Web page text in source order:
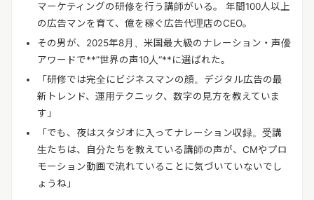
マーケティングの研修を行う講師がいる。
年間100人以上
の広告マンを育て、億を稼ぐ広告代理店のCEO。
その男が、 2025年8月、米国最大級のナレーション・声優
アワードで**”世界の声10人“**に選ばれた。
「研修では完全にビジネスマンの顔。デジタル広告の最
新トレンド、運用テクニック、数字の見方を教えていま
す」
「でも、夜はスタジオに入ってナレーション収録。受講
生たちは、自分たちを教えている講師の声が、 CMやプロ
モーション動画で流れていることに気づいていないでし
ょうね」